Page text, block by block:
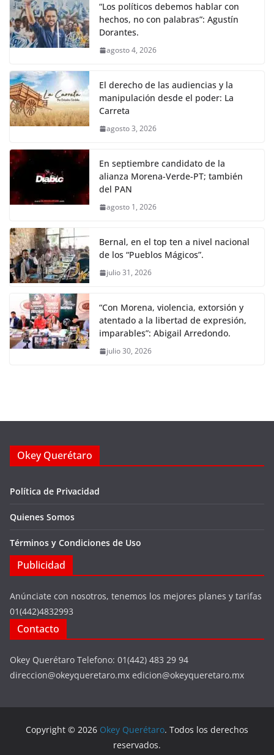
“Los políticos debemos hablar con
hechos, no con palabras”: Agustín
Dorantes.
agosto 4, 2026
El derecho de las audiencias y la
manipulación desde el poder: La
Carreta
agosto 3, 2026
En septiembre candidato de la
alianza Morena-Verde-PT; también
del PAN
agosto 1, 2026
Bernal, en el top ten a nivel nacional
de los “Pueblos Mágicos”.
julio 31, 2026
“Con Morena, violencia, extorsión y
atentado a la libertad de expresión,
imparables”: Abigail Arredondo.
julio 30, 2026
Okey Querétaro
Política de Privacidad
Quienes Somos
Términos y Condiciones de Uso
Publicidad
Anúnciate con nosotros, tenemos los mejores planes y tarifas
01(442)4832993
Contacto
Okey Querétaro Telefono: 01(442) 483 29 94
direccion@okeyqueretaro.mx edicion@okeyqueretaro.mx
Copyright © 2026 Okey Querétaro. Todos los derechos
reservados.